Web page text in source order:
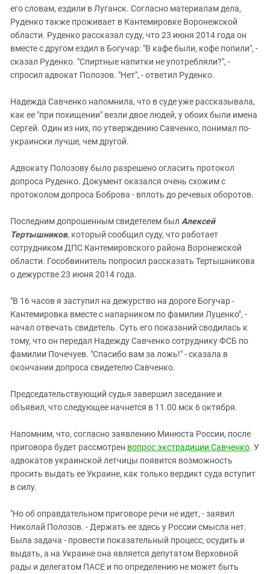
его словам, ездили в Луганск. Согласно материалам дела,
Руденко также проживает в Кантемировке Воронежской
области. Руденко рассказал суду, что 23 июня 2014 года он
вместе с другом ездил в Богучар: "В кафе были, кофе попили", -
сказал Руденко. "Спиртные напитки не употребляли?", -
спросил адвокат Полозов. "Нет", - ответил Руденко.
Надежда Савченко напомнила, что в суде уже рассказывала,
как ее "при похищении" везли двое людей, у обоих были имена
Сергей. Один из них, по утверждению Савченко, понимал по-
украински лучше, чем другой.
Адвокату Полозову было разрешено огласить протокол
допроса Руденко. Документ оказался очень схожим с
протоколом допроса Боброва - вплоть до речевых оборотов.
Последним допрошенным свидетелем был Алексей
Тертышников, который сообщил суду, что работает
сотрудником ДПС Кантемировского района Воронежской
области. Гособвинитель попросил рассказать Тертышникова
о дежурстве 23 июня 2014 года.
"В 16 часов я заступил на дежурство на дороге Богучар -
Кантемировка вместе с напарником по фамилии Луценко", -
начал отвечать свидетель. Суть его показаний сводилась к
тому, что он передал Надежду Савченко сотруднику ФСБ по
фамилии Почечуев. "Спасибо вам за ложь!" - сказала в
окончании допроса свидетелю Савченко.
Председательствующий судья завершил заседание и
объявил, что следующее начнется в 11.00 мск 6 октября.
Напомним, что, согласно заявлению Минюста России, после
приговора будет рассмотрен вопрос экстрадиции Савченко. У
адвокатов украинской летчицы появится возможность
просить выдать ее Украине, как только вердикт суда вступит
в силу.
"Но об оправдательном приговоре речи не идет, - заявил
Николай Полозов. - Держать ее здесь у России смысла нет.
Была задача - провести показательный процесс, осудить и
выдать, а на Украине она является депутатом Верховной
рады и делегатом ПАСЕ и по определению не может быть